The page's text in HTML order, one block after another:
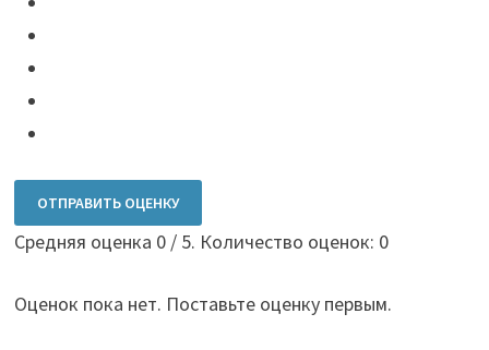
ОТПРАВИТЬ ОЦЕНКУ
Средняя оценка 0/ 5. Количество оценок: 0
Оценок пока нет. Поставьте оценку первым.